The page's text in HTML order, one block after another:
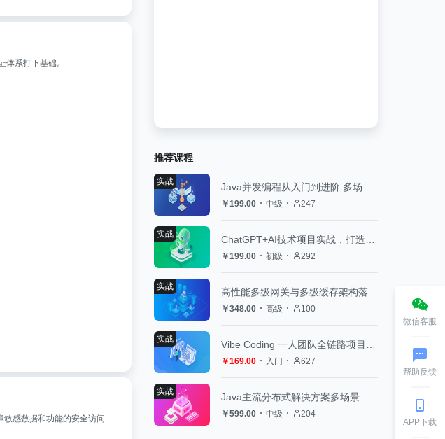
系打下基础。
感数据和功能的安全访问
推荐课程
实战
￥199.00 中级 247
实战
￥199.00 初级 292
实战
￥348.00 高级 100
实战
￥169.00 入门 627
实战
￥599.00 中级 204
微信客服
帮助反馈
APP下载